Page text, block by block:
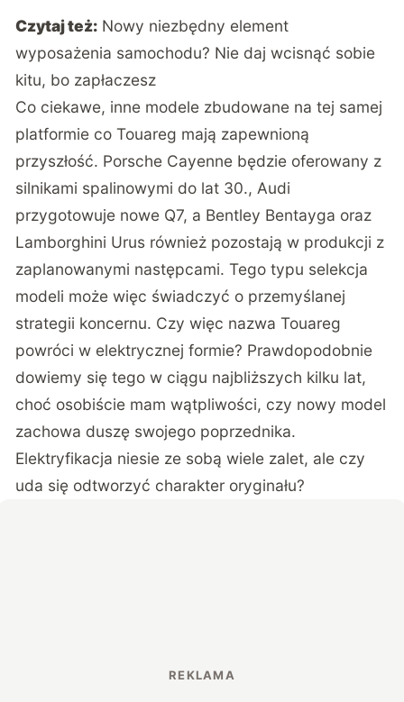
Czytaj też: Nowy niezbędny element
wyposażenia samochodu? Nie daj wcisnąć sobie
kitu, bo zapłaczesz
Co ciekawe, inne modele zbudowane na tej samej
platformie co Touareg mają zapewnioną
przyszłość. Porsche Cayenne będzie oferowany z
silnikami spalinowymi do lat 30., Audi
przygotowuje nowe Q7, a Bentley Bentayga oraz
Lamborghini Urus również pozostają w produkcji z
zaplanowanymi następcami. Tego typu selekcja
modeli może więc świadczyć o przemyślanej
strategii koncernu. Czy więc nazwa Touareg
powróci w elektrycznej formie? Prawdopodobnie
dowiemy się tego w ciągu najbliższych kilku lat,
choć osobiście mam wątpliwości, czy nowy model
zachowa duszę swojego poprzednika.
Elektryfikacja niesie ze sobą wiele zalet, ale czy
uda się odtworzyć charakter oryginału?